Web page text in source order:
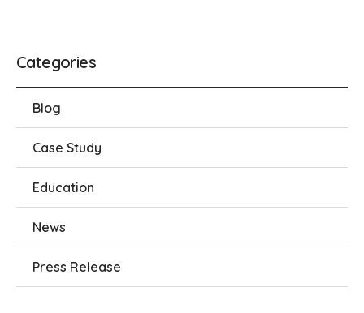
Categories
Blog
Case Study
Education
News
Press Release